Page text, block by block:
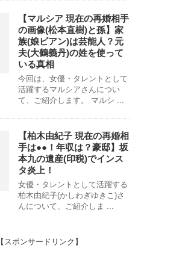
【マルシア 現在の再婚相手
の画像(松本直樹)と孫】家
族(娘ビアン)は芸能人？元
夫(大鶴義丹)の姓を使って
いる真相
今回は、女優・タレントとして
活躍するマルシアさんについ
て、ご紹介します。 マルシ ...
【柏木由紀子 現在の再婚相
手は●●！年収は？豪邸】坂
本九の遺産(印税)でインス
タ炎上！
女優・タレントとして活躍する
柏木由紀子(かしわぎゆきこ)さ
んについて、ご紹介しま ...
【スポンサードリンク】